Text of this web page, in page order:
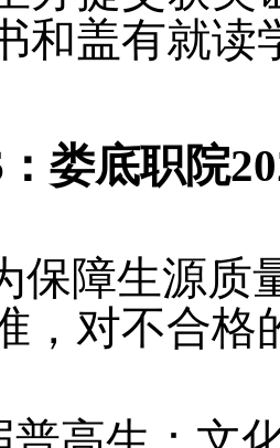
和盖有就读
娄底职院
保障生源质
，对不合格